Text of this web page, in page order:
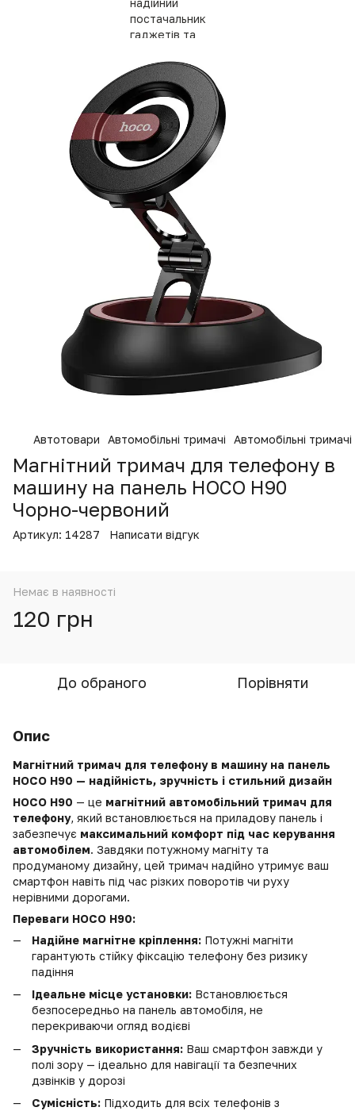
Автотовари Автомобільні тримачі Автомобільні
Магнітний тримач для телефону в
машину на панель HOCO H90
Чорно-червоний
Артикул: 14287 Написати відгук
Немає в наявності
120 грн
До обраного Порівняти
Опис
Магнітний тримач для телефону в машину на панель
HOCO H90 — надійність, зручність і стильний дизайн
HOCO H90 — це магнітний автомобільний тримач для
телефону, який встановлюється на приладову панель і
забезпечує максимальний комфорт під час керування
автомобілем. Завдяки потужному магніту та
продуманому дизайну, цей тримач надійно утримує ваш
смартфон навіть під час різких поворотів чи руху
нерівними дорогами.
Переваги HOCO H90:
Надійне магнітне кріплення: Потужні магніти
гарантують стійку фіксацію телефону без ризику
падіння
Ідеальне місце установки: Встановлюється
безпосередньо на панель автомобіля, не
перекриваючи огляд водієві
Зручність використання: Ваш смартфон завжди у
полі зору — ідеально для навігації та безпечних
дзвінків у дорозі
Сумісність: Підходить для всіх телефонів з